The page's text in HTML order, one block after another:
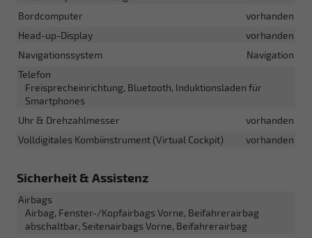
Bordcomputer
vorhanden
Head-up-Display
vorhanden
Navigationssystem
Navigation
Telefon
Freisprecheinrichtung, Bluetooth, Induktionsladen für
Smartphones
Uhr & Drehzahlmesser
vorhanden
Volldigitales Kombiinstrument (Virtual Cockpit)
vorhanden
Sicherheit & Assistenz
Airbags
Airbag, Fenster-/Kopfairbags Vorne, Beifahrerairbag
abschaltbar, Seitenairbags Vorne, Beifahrerairbag